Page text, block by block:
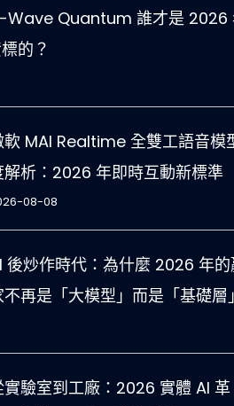
Wave Quantum 誰才是 2026
的？
軟 MAI Realtime 全雙工語音模
解析：2026 年即時互動新標準
08-08
後炒作時代：為什麼 2026 年的
不再是「大模型」而是「基礎層
實驗室到工廠：2026 實體 AI 革